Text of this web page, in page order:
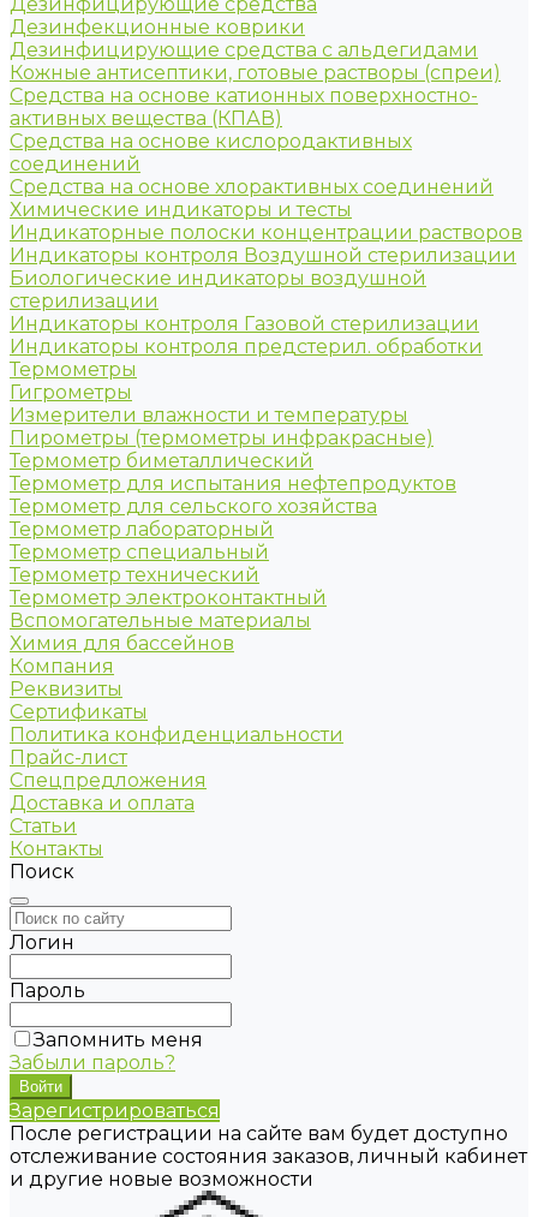
Дезинфекционные коврики
Дезинфицирующие средства с альдегидами
Кожные антисептики, готовые растворы (спреи)
Средства на основе катионных поверхностно-
активных вещества (КПАВ)
Средства на основе кислородактивных
соединений
Средства на основе хлорактивных соединений
Химические индикаторы и тесты
Индикаторные полоски концентрации растворов
Индикаторы контроля Воздушной стерилизации
Биологические индикаторы воздушной
стерилизации
Индикаторы контроля Газовой стерилизации
Индикаторы контроля предстерил. обработки
Термометры
Гигрометры
Измерители влажности и температуры
Пирометры (термометры инфракрасные)
Термометр биметаллический
Термометр для испытания нефтепродуктов
Термометр для сельского хозяйства
Термометр лабораторный
Термометр специальный
Термометр технический
Термометр электроконтактный
Вспомогательные материалы
Химия для бассейнов
Компания
Реквизиты
Сертификаты
Политика конфиденциальности
Прайс-лист
Спецпредложения
Доставка и оплата
Статьи
Контакты
Поиск
Логин
Пароль
Запомнить меня
Забыли пароль?
Зарегистрироваться
После регистрации на сайте вам будет доступно
отслеживание состояния заказов, личный кабинет
и другие новые возможности